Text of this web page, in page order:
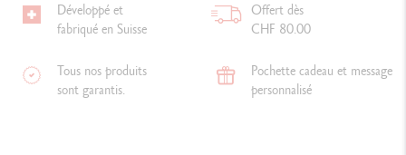
Développé et
fabriqué en Suisse
Offert dès
CHF 80.00
Tous nos produits
sont garantis.
Pochette cadeau et message
personnalisé